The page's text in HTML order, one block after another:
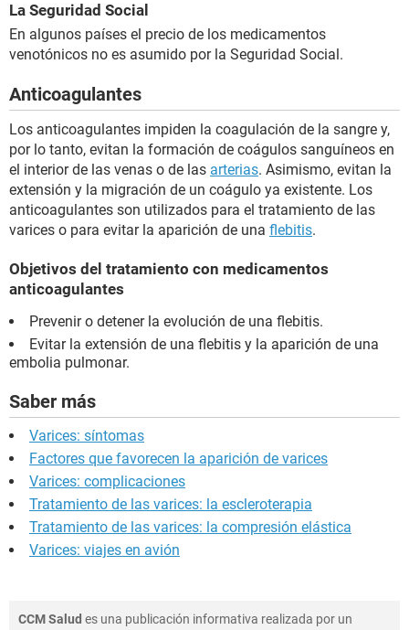
La Seguridad Social
En algunos países el precio de los medicamentos
venotónicos no es asumido por la Seguridad Social.
Anticoagulantes
Los anticoagulantes impiden la coagulación de la sangre y,
por lo tanto, evitan la formación de coágulos sanguíneos en
el interior de las venas o de las arterias. Asimismo, evitan la
extensión y la migración de un coágulo ya existente. Los
anticoagulantes son utilizados para el tratamiento de las
varices o para evitar la aparición de una flebitis.
Objetivos del tratamiento con medicamentos
anticoagulantes
Prevenir o detener la evolución de una flebitis.
Evitar la extensión de una flebitis y la aparición de una
embolia pulmonar.
Saber más
Varices: síntomas
Factores que favorecen la aparición de varices
Varices: complicaciones
Tratamiento de las varices: la escleroterapia
Tratamiento de las varices: la compresión elástica
Varices: viajes en avión
CCM Salud es una publicación informativa realizada por un